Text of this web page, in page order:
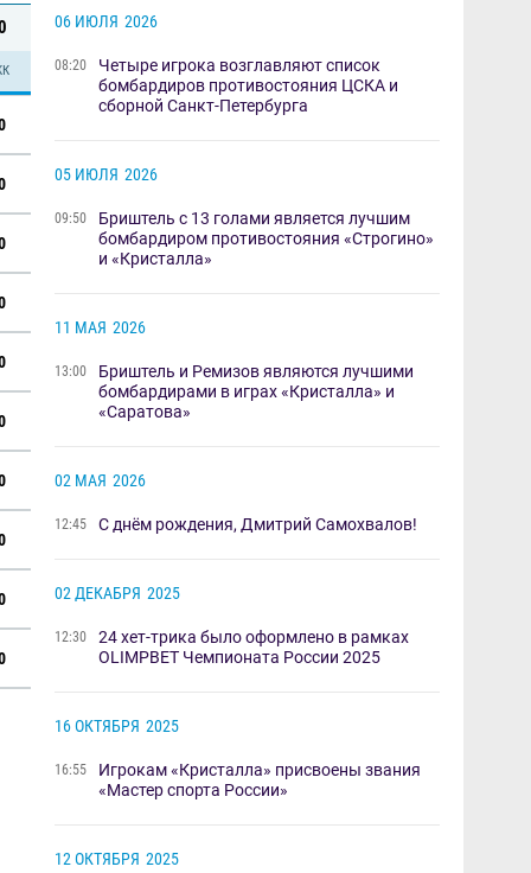
06 ИЮЛЯ 2026
08:20
Четыре игрока возглавляют список
бомбардиров противостояния ЦСКА и
сборной Санкт-Петербурга
05 ИЮЛЯ 2026
09:50
Бриштель с 13 голами является лучшим
бомбардиром противостояния «Строгино»
и «Кристалла»
11 МАЯ 2026
13:00
Бриштель и Ремизов являются лучшими
бомбардирами в играх «Кристалла» и
«Саратова»
02 МАЯ 2026
12:45 ​С днём рождения, Дмитрий Самохвалов!
02 ДЕКАБРЯ 2025
12:30
24 хет-трика было оформлено в рамках
OLIMPBET Чемпионата России 2025
16 ОКТЯБРЯ 2025
16:55
​Игрокам «Кристалла»​ присвоены звания
«Мастер спорта России»
12 ОКТЯБРЯ 2025